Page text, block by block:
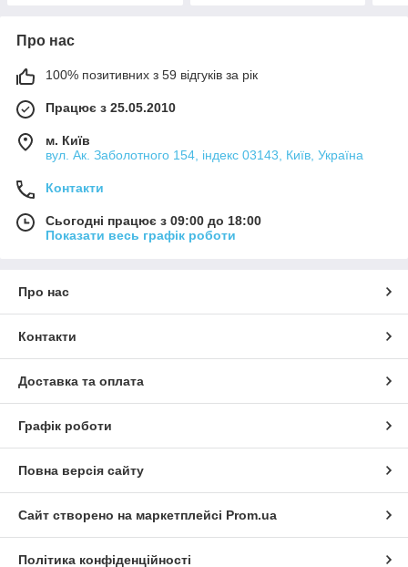
Про нас
100% позитивних з 59 відгуків за рік
Працює з 25.05.2010
м. Київ
вул. Ак. Заболотного 154, індекс 03143, Київ, Україна
Контакти
Сьогодні працює з 09:00 до 18:00
Показати весь графік роботи
Про нас
Контакти
Доставка та оплата
Графік роботи
Повна версія сайту
Сайт створено на маркетплейсі Prom.ua
Політика конфіденційності